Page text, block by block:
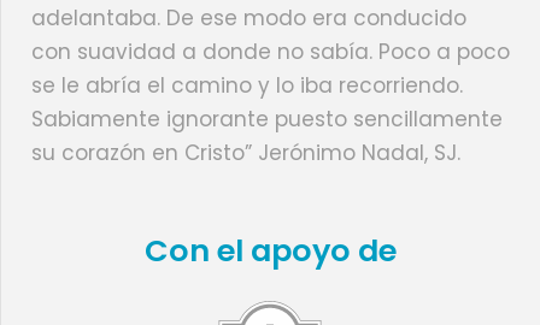
adelantaba. De ese modo era conducido
con suavidad a donde no sabía. Poco a poco
se le abría el camino y lo iba recorriendo.
Sabiamente ignorante puesto sencillamente
su corazón en Cristo” Jerónimo Nadal, SJ.
Con el apoyo de